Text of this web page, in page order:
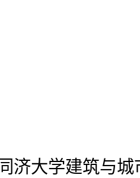
同济大学建筑与